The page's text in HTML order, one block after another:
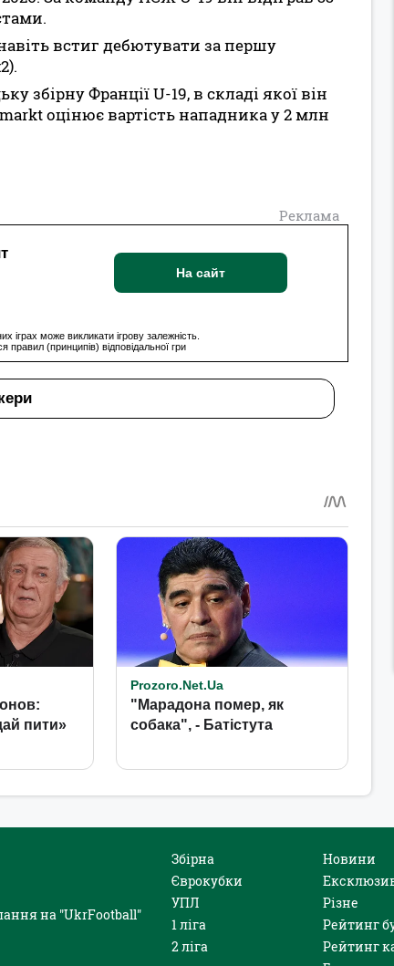
встиг дебютувати за першу
збірну Франції U-19, в складі якої він
оцінює вартість нападника у 2 млн
Реклама
На сайт
іграх може викликати ігрову залежність.
правил (принципів) відповідальної гри
на "UkrFootball"
Збірна
Єврокубки
УПЛ
1 ліга
2 ліга
Новини
Різне
Рейтинг
Рейтинг